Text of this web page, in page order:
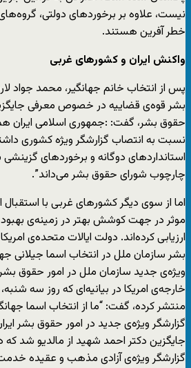
نیست، علاوه بر برخوردهای دولتی،
خطر آفرین هستند.
واکنش ایران و کشورهای غربی
پس از انتخاب خانم جهانگیر، محمد جواد
بشر قوه‌ی قضاییه در خصوص معرفی
حقوق بشر، گفت: :جمهوری اسلامی ایران
نسبت به انتصاب گزارشگر ویژه کشوری
استانداردهای دوگانه و برخوردهای
چارچوب شورای حقوق بشر می‌داند”.
اما از سوی دیگر کشورهای غربی با استقبال
موثر در جهت کوشش بهتر در زمینه‌ی
ارزیابی کرده‌اند. دولت ایالات متحده‌ی
بشر سازمان ملل در انتخاب اسما جیلانی
ویژه‌ی جدید سازمان ملل در امور حقوق بشر
منتشر کرده، گفت: “ما از انتخاب اسما
گزارشگر ویژه‌ی جدید در امور حقوق بشر
جایگزین دکتر احمد شهید از مالدیو شد
گزارشگر ویژه‌ی آزادی مذهب و عقیده